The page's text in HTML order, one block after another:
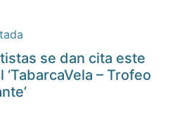
se dan cita este
– Trofeo